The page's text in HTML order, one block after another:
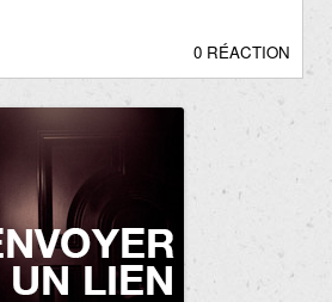
0 RÉACTION